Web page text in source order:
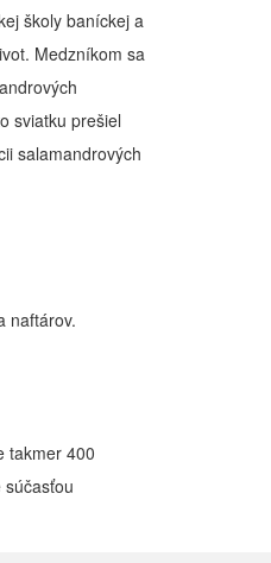
školy baníckej a
Medzníkom sa
sviatku prešiel
salamandrových
naftárov.
takmer 400